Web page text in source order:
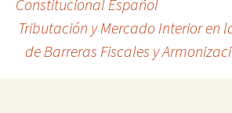
de
entradas
Constitucional Español
Tributación y Mercado Interior en
de Barreras Fiscales y